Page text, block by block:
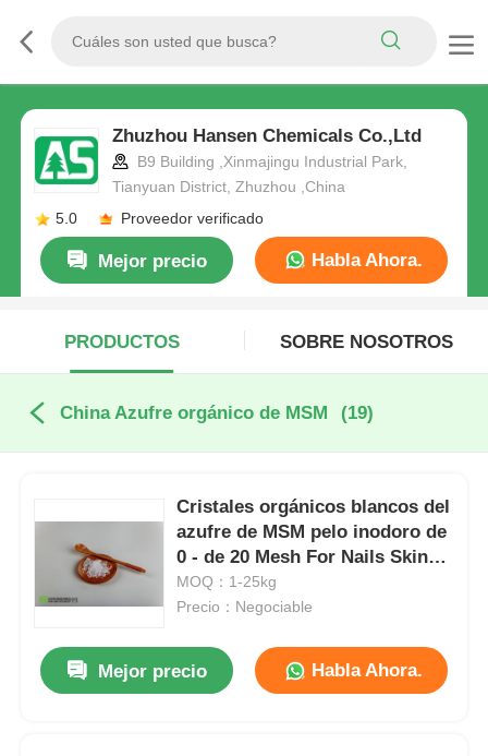
Zhuzhou Hansen Chemicals Co.,Ltd
B9 Building ,Xinmajingu Industrial Park,
Tianyuan District, Zhuzhou ,China
5.0
Proveedor verificado
Mejor precio Habla Ahora.
PRODUCTOS SOBRE NOSOTROS
China Azufre orgánico de MSM (19)
Cristales orgánicos blancos del
azufre de MSM pelo inodoro de
0 - de 20 Mesh For Nails Skin
And
MOQ：1-25kg
Precio：Negociable
Mejor precio Habla Ahora.